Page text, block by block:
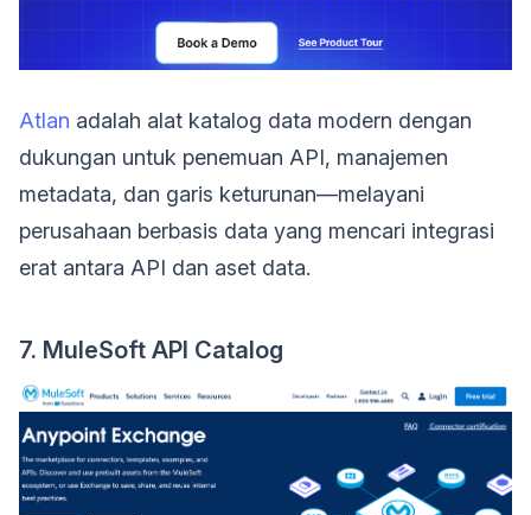
Atlan adalah alat katalog data modern dengan
dukungan untuk penemuan API, manajemen
metadata, dan garis keturunan—melayani
perusahaan berbasis data yang mencari integrasi
erat antara API dan aset data.
7. MuleSoft API Catalog